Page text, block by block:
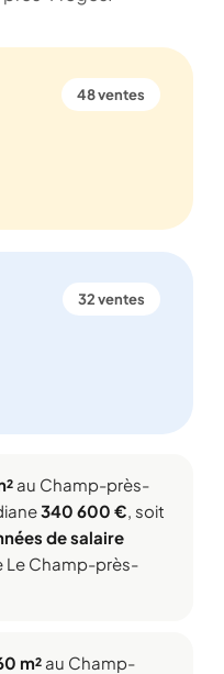
48 ventes
32 ventes
au Champ-près-
340 600 €, soit
de salaire
Le Champ-près-
m² au Champ-